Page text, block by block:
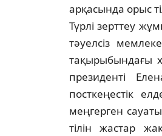
арқасында орыс
Түрлi зерттеу
тәуелсiз
тақырыбындағы
президентi
посткеңестiк
меңгерген
тiлiн жастар